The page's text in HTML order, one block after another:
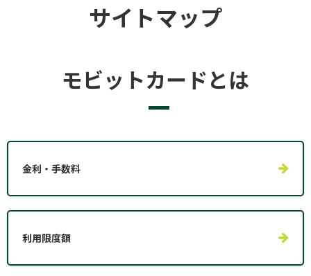
サイトマップ
モビットカードとは
金利・手数料
利用限度額